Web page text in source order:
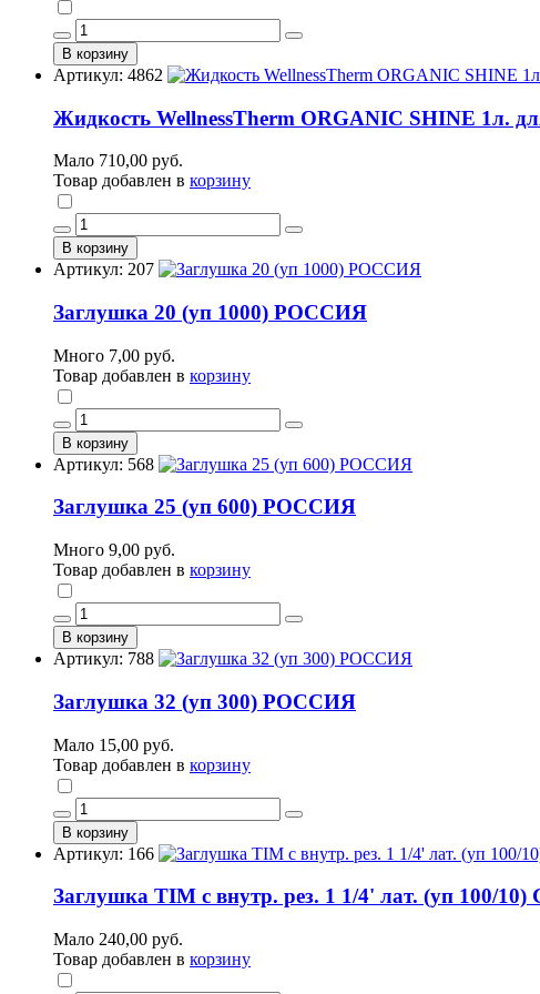
В корзину
Артикул: 4862
Жидкость WellnessTherm ORGANIC SHINE 1л.
Мало 710,00 руб.
Товар добавлен в корзину
В корзину
Артикул: 207
Заглушка 20 (уп 1000) РОССИЯ
Много 7,00 руб.
Товар добавлен в корзину
В корзину
Артикул: 568
Заглушка 25 (уп 600) РОССИЯ
Много 9,00 руб.
Товар добавлен в корзину
В корзину
Артикул: 788
Заглушка 32 (уп 300) РОССИЯ
Мало 15,00 руб.
Товар добавлен в корзину
В корзину
Артикул: 166
Заглушка TIM с внутр. рез. 1 1/4' лат. (уп 100/10)
Мало 240,00 руб.
Товар добавлен в корзину